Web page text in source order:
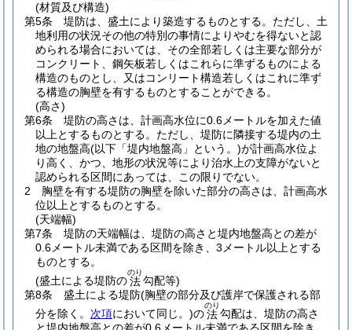
(材質及び構造)
第5条
堤防は、盛土により築造するものとする。 ただし、土
地利用の状況その他の特別の事情によりやむを得ないと認
められる場合においては、その全部若しくは主要な部分が
コンクリート、鋼矢板若しくはこれらに準ずるものによる
構造のものとし、又はコンリート構造若しくはこれに準ず
る構造の胸壁を有するものとすることができる。
(高さ)
第6条
堤防の高さは、計画高水位に0.6メートルを加えた値
以上とするものとする。 ただし、堤防に隣接する堤内の土
地の地盤高(以下「堤内地盤高」という。)が計画高水位よ
り高く、かつ、地形の状況等により治水上の支障がないと
認められる区間にあっては、この限りでない。
2
胸壁を有する堤防の胸壁を除いた部分の高さは、計画高水
位以上とするものとする。
(天端幅)
第7条
堤防の天端幅は、堤防の高さと堤内地盤高との差が
0.6メートル未満である区間を除き、3メートル以上とする
ものとする。
(盛土による堤防の法
のり
勾配等)
第8条
盛土による堤防(胸壁の部分及び護岸で保護される部
分を除く。 次項において同じ。)の法
のり
勾配は、堤防の高さ